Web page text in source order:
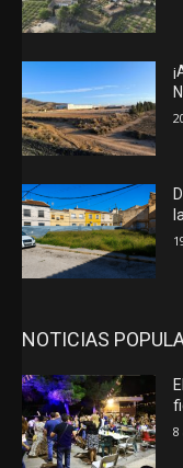
NOTICIAS
8